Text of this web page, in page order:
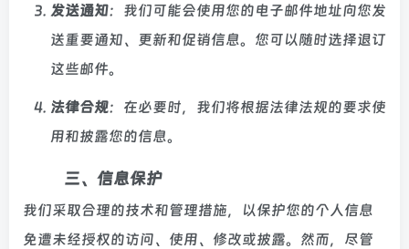
发送通知：我们可能会使用您的电子邮件地址向您发
送重要通知、更新和促销信息。您可以随时选择退订
这些邮件。
法律合规：在必要时，我们将根据法律法规的要求使
用和披露您的信息。
三、信息保护
我们采取合理的技术和管理措施，以保护您的个人信息
免遭未经授权的访问、使用、修改或披露。然而，尽管